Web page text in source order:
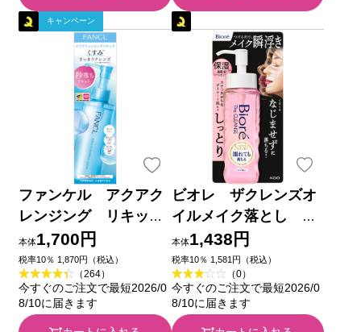
キャンペーン
ファンケル アクアク
レンジング リキッド
１８０ｍｌ ファンケル
本体1,700円
税率10％ 1,870円（税込）
（264）
今すぐのご注文で最短2026/0
8/10に届きます
ビオレ ザクレンズオ
イルメイク落とし モ
イスト 本体 １９０ｍ
Ｌ 花王
本体1,438円
税率10％ 1,581円（税込）
（0）
今すぐのご注文で最短2026/0
8/10に届きます